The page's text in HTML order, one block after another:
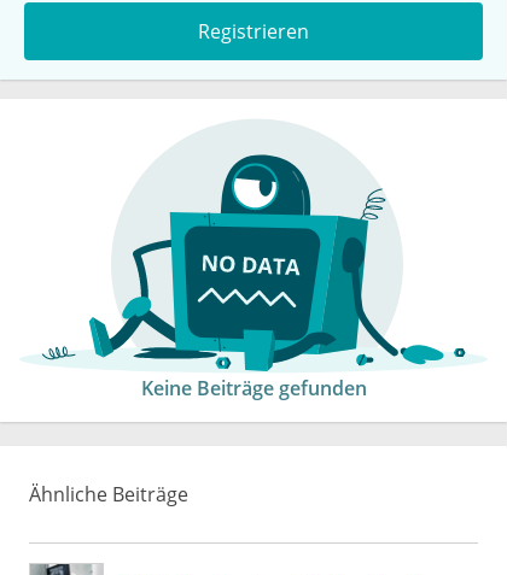
Registrieren
Keine Beiträge gefunden
Ähnliche Beiträge